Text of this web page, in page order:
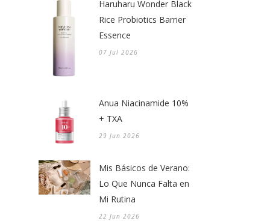
Haruharu Wonder Black
Rice Probiotics Barrier
Essence
07 Jul 2026
Anua Niacinamide 10%
+ TXA
29 Jun 2026
Mis Básicos de Verano:
Lo Que Nunca Falta en
Mi Rutina
22 Jun 2026